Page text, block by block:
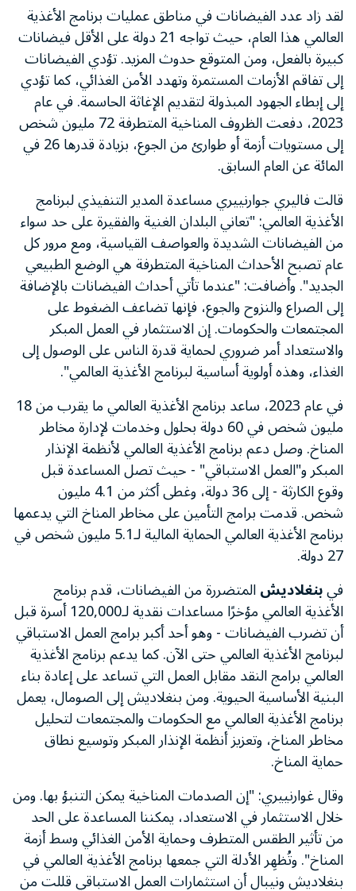
لقد زاد عدد الفيضانات في مناطق عمليات برنامج الأغذية
العالمي هذا العام، حيث تواجه 21 دولة على الأقل فيضانات
كبيرة بالفعل، ومن المتوقع حدوث المزيد. تؤدي الفيضانات
إلى تفاقم الأزمات المستمرة وتهدد الأمن الغذائي، كما تؤدي
إلى إبطاء الجهود المبذولة لتقديم الإغاثة الحاسمة. في عام
2023، دفعت الظروف المناخية المتطرفة 72 مليون شخص
إلى مستويات أزمة أو طوارئ من الجوع، بزيادة قدرها 26 في
المائة عن العام السابق.
قالت فاليري جوارنييري مساعدة المدير التنفيذي لبرنامج
الأغذية العالمي: "تعاني البلدان الغنية والفقيرة على حد سواء
من الفيضانات الشديدة والعواصف القياسية، ومع مرور كل
عام تصبح الأحداث المناخية المتطرفة هي الوضع الطبيعي
الجديد". وأضافت: "عندما تأتي أحداث الفيضانات بالإضافة
إلى الصراع والنزوح والجوع، فإنها تضاعف الضغوط على
المجتمعات والحكومات. إن الاستثمار في العمل المبكر
والاستعداد أمر ضروري لحماية قدرة الناس على الوصول إلى
الغذاء، وهذه أولوية أساسية لبرنامج الأغذية العالمي".
في عام 2023، ساعد برنامج الأغذية العالمي ما يقرب من 18
مليون شخص في 60 دولة بحلول وخدمات لإدارة مخاطر
المناخ. وصل دعم برنامج الأغذية العالمي لأنظمة الإنذار
المبكر و"العمل الاستباقي" - حيث تصل المساعدة قبل
وقوع الكارثة - إلى 36 دولة، وغطى أكثر من 4.1 مليون
شخص. قدمت برامج التأمين على مخاطر المناخ التي يدعمها
برنامج الأغذية العالمي الحماية المالية لـ5.1 مليون شخص في
27 دولة.
فيبنغلاديشالمتضررة من الفيضانات، قدم برنامج
الأغذية العالمي مؤخرًا مساعدات نقدية لـ120,000أسرة قبل
أن تضرب الفيضانات - وهو أحد أكبر برامج العمل الاستباقي
لبرنامج الأغذية العالمي حتى الآن. كما يدعم برنامج الأغذية
العالمي برامج النقد مقابل العمل التي تساعد على إعادة بناء
البنية الأساسية الحيوية. ومن بنغلاديش إلى الصومال، يعمل
برنامج الأغذية العالمي مع الحكومات والمجتمعات لتحليل
مخاطر المناخ، وتعزيز أنظمة الإنذار المبكر وتوسيع نطاق
حماية المناخ.
وقال غوارنييري: "إن الصدمات المناخية يمكن التنبؤ بها. ومن
خلال الاستثمار في الاستعداد، يمكننا المساعدة على الحد
من تأثير الطقس المتطرف وحماية الأمن الغذائي وسط أزمة
المناخ". وتُظهِر الأدلة التي جمعها برنامج الأغذية العالمي في
بنغلاديش ونيبال أن استثمارات العمل الاستباقي قللت من